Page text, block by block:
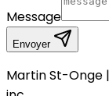
Message
Envoyer
Martin St-Onge